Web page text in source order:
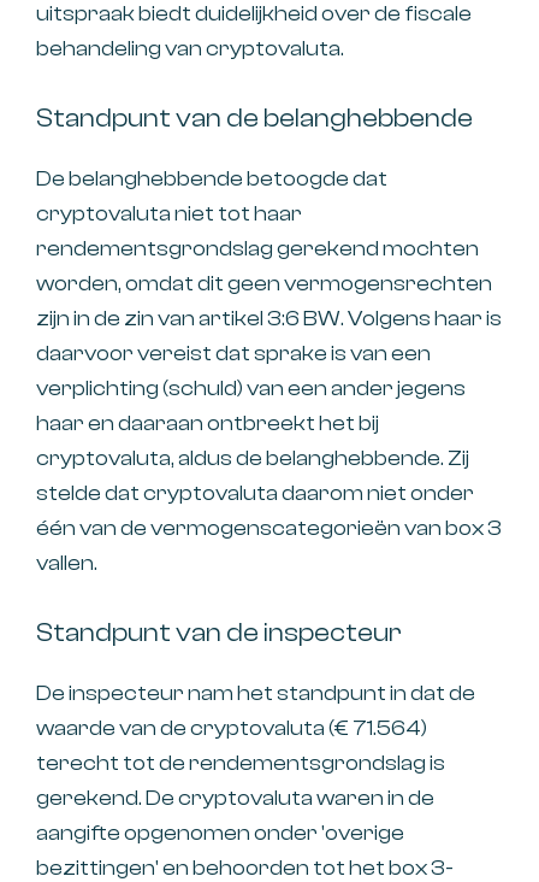
uitspraak biedt duidelijkheid over de fiscale
behandeling van cryptovaluta.
Standpunt van de belanghebbende
De belanghebbende betoogde dat
cryptovaluta niet tot haar
rendementsgrondslag gerekend mochten
worden, omdat dit geen vermogensrechten
zijn in de zin van artikel 3:6 BW. Volgens haar is
daarvoor vereist dat sprake is van een
verplichting (schuld) van een ander jegens
haar en daaraan ontbreekt het bij
cryptovaluta, aldus de belanghebbende. Zij
stelde dat cryptovaluta daarom niet onder
één van de vermogenscategorieën van box 3
vallen.
Standpunt van de inspecteur
De inspecteur nam het standpunt in dat de
waarde van de cryptovaluta (€ 71.564)
terecht tot de rendementsgrondslag is
gerekend. De cryptovaluta waren in de
aangifte opgenomen onder 'overige
bezittingen' en behoorden tot het box 3-